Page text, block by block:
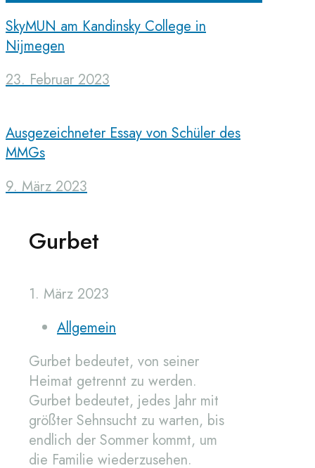
SkyMUN am Kandinsky College in
Nijmegen
23. Februar 2023
Ausgezeichneter Essay von Schüler des
MMGs
9. März 2023
Gurbet
1. März 2023
Allgemein
Gurbet bedeutet, von seiner
Heimat getrennt zu werden.
Gurbet bedeutet, jedes Jahr mit
größter Sehnsucht zu warten, bis
endlich der Sommer kommt, um
die Familie wiederzusehen.